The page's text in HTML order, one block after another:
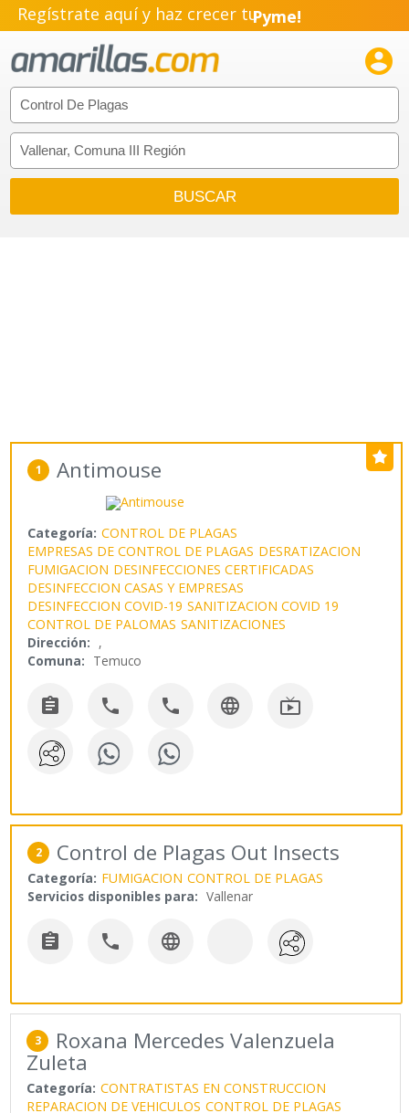
Regístrate aquí y haz crecer tuPyme!
Emprendimiento!

1 Antimouse
Categoría: CONTROL DE PLAGAS
EMPRESAS DE CONTROL DE PLAGAS DESRATIZACION
FUMIGACION DESINFECCIONES CERTIFICADAS
DESINFECCION CASAS Y EMPRESAS
DESINFECCION COVID-19 SANITIZACION COVID 19
CONTROL DE PALOMAS SANITIZACIONES
Dirección: ,
Comuna: Temuco
    
2 Control de Plagas Out Insects
Categoría: FUMIGACION CONTROL DE PLAGAS
Servicios disponibles para: Vallenar
  
3 Roxana Mercedes Valenzuela
Zuleta
Categoría: CONTRATISTAS EN CONSTRUCCION
REPARACION DE VEHICULOS CONTROL DE PLAGAS